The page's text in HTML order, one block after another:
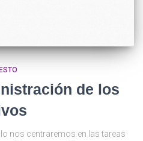
de los
nos centraremos en las tareas